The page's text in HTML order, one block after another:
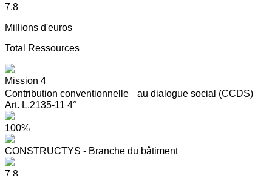
7.8
Millions d'euros
Total Ressources
Mission 4
Contribution conventionnelle au dialogue social (CCDS)
Art. L.2135-11 4°
100%
CONSTRUCTYS - Branche du bâtiment